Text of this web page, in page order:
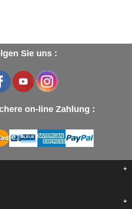
Sie uns :
on-line Zahlung :
+
+